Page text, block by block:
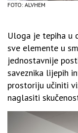
FOTO: ALVHEM
Uloga je tepiha u
sve elemente u
jednostavnije
saveznika lijepih
prostoriju učiniti
naglasiti